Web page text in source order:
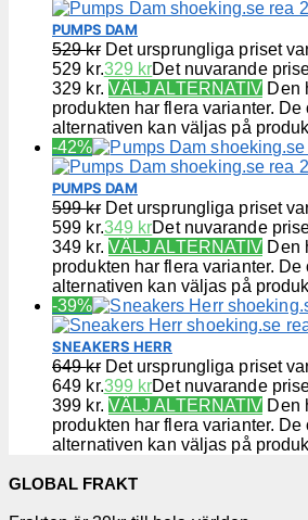
PUMPS DAM
529kr Det ursprungliga priset
529 kr.329 krDet nuvarande
329 kr. VÄLJ ALTERNATIV Den
produkten har flera varianter. De
alternativen kan väljas på
-42%
PUMPS DAM
599kr Det ursprungliga priset
599 kr.349 krDet nuvarande
349 kr. VÄLJ ALTERNATIV Den
produkten har flera varianter. De
alternativen kan väljas på
-39%
SNEAKERS HERR
649kr Det ursprungliga priset
649 kr.399 krDet nuvarande
399 kr. VÄLJ ALTERNATIV Den
produkten har flera varianter. De
alternativen kan väljas på
GLOBAL FRAKT